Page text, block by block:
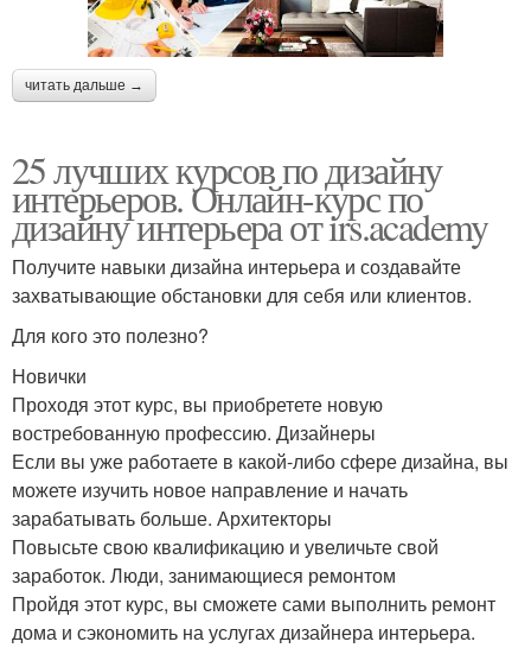
читать дальше →
25 лучших курсов по дизайну
интерьеров. Онлайн-курс по
дизайну интерьера от irs.academy
Получите навыки дизайна интерьера и создавайте
захватывающие обстановки для себя или клиентов.
Для кого это полезно?
Новички
Проходя этот курс, вы приобретете новую
востребованную профессию. Дизайнеры
Если вы уже работаете в какой-либо сфере дизайна, вы
можете изучить новое направление и начать
зарабатывать больше. Архитекторы
Повысьте свою квалификацию и увеличьте свой
заработок. Люди, занимающиеся ремонтом
Пройдя этот курс, вы сможете сами выполнить ремонт
дома и сэкономить на услугах дизайнера интерьера.